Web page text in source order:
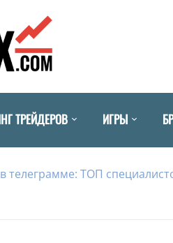
ТРЕЙДЕРОВ ИГРЫ
телеграмме: ТОП